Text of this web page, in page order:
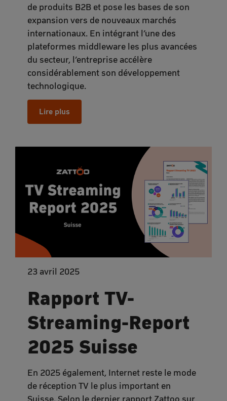
de produits B2B et pose les bases de son
expansion vers de nouveaux marchés
internationaux. En intégrant l’une des
plateformes middleware les plus avancées
du secteur, l’entreprise accélère
considérablement son développement
technologique.
Lire plus
23 avril 2025
Rapport TV-
Streaming-Report
2025 Suisse
En 2025 également, Internet reste le mode
de réception TV le plus important en
Suisse. Selon le dernier rapport Zattoo sur